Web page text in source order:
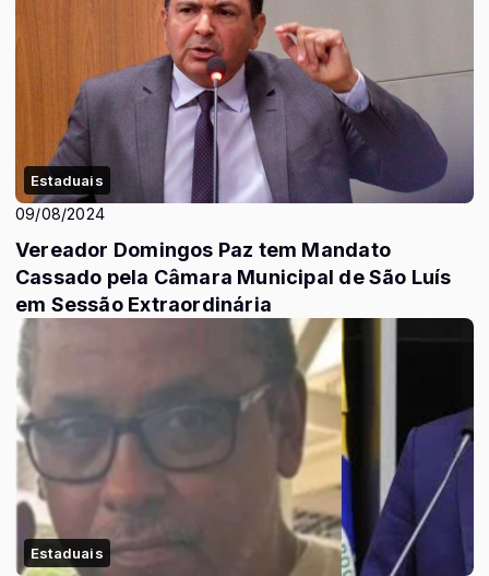
Estaduais
09/08/2024
Vereador Domingos Paz tem Mandato
Cassado pela Câmara Municipal de São Luís
em Sessão Extraordinária
Estaduais